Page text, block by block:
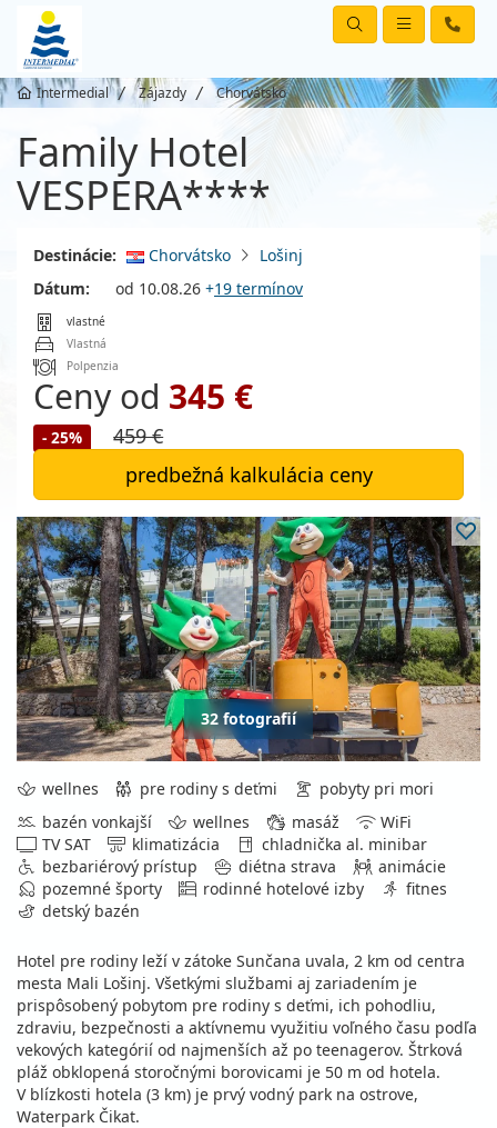
Intermedial Zájazdy Chorvátsko
Family Hotel
VESPERA****
Destinácie: Chorvátsko
Lošinj
Dátum:
od 10.08.26 +19 termínov
vlastné
Vlastná
Polpenzia
Ceny od 345 €
- 25%
459 €
predbežná kalkulácia ceny
32 fotografií
wellnes pre rodiny s deťmi
pobyty pri mori
bazén vonkajší
wellnes masáž
WiFi
TV SAT
klimatizácia
chladnička al. minibar
bezbariérový prístup
diétna strava
animácie
pozemné športy
rodinné hotelové izby
fitnes
detský bazén
Hotel pre rodiny leží v zátoke Sunčana uvala, 2 km od centra
mesta Mali Lošinj. Všetkými službami aj zariadením je
prispôsobený pobytom pre rodiny s deťmi, ich pohodliu,
zdraviu, bezpečnosti a aktívnemu využitiu voľného času podľa
vekových kategórií od najmenších až po teenagerov. Štrková
pláž obklopená storočnými borovicami je 50 m od hotela.
V blízkosti hotela (3 km) je prvý vodný park na ostrove,
Waterpark Čikat.